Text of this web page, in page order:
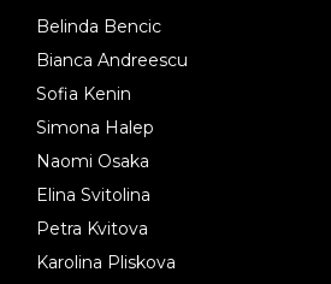
Belinda Bencic
Bianca Andreescu
Sofia Kenin
Simona Halep
Naomi Osaka
Elina Svitolina
Petra Kvitova
Karolina Pliskova